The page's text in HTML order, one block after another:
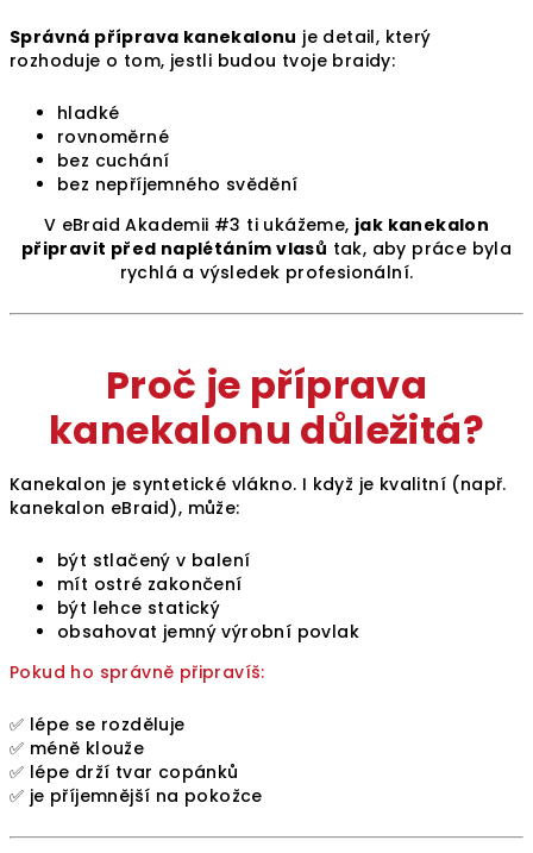
Správná příprava kanekalonu je detail, který
rozhoduje o tom, jestli budou tvoje braidy:
hladké
rovnoměrné
bez cuchání
bez nepříjemného svědění
V eBraid Akademii #3 ti ukážeme, jak kanekalon
připravit před naplétáním vlasů tak, aby práce byla
rychlá a výsledek profesionální.
Proč je příprava
kanekalonu důležitá?
Kanekalon je syntetické vlákno. I když je kvalitní (např.
kanekalon eBraid), může:
být stlačený v balení
mít ostré zakončení
být lehce statický
obsahovat jemný výrobní povlak
Pokud ho správně připravíš:
✅ lépe se rozděluje
✅ méně klouže
✅ lépe drží tvar copánků
✅ je příjemnější na pokožce